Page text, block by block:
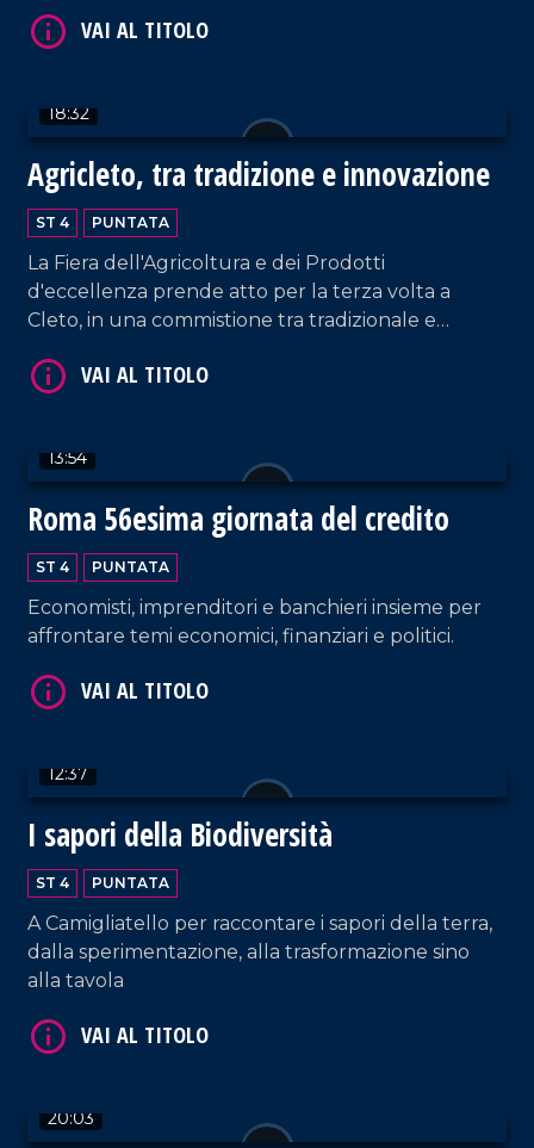
18:32
Agricleto, tra tradizione e innovazione
ST 4 PUNTATA
La Fiera dell'Agricoltura e dei Prodotti
d'eccellenza prende atto per la terza volta a
Cleto, in una commistione tra tradizionale e
13:54
Roma 56esima giornata del credito
ST 4 PUNTATA
Economisti, imprenditori e banchieri insieme per
affrontare temi economici, finanziari e politici.
12:37
I sapori della Biodiversità
ST 4 PUNTATA
A Camigliatello per raccontare i sapori della terra,
dalla sperimentazione, alla trasformazione sino
alla tavola
20:03
VAI AL TITOLO
VAI AL TITOLO
VAI AL TITOLO
VAI AL TITOLO
VAI AL TITOLO